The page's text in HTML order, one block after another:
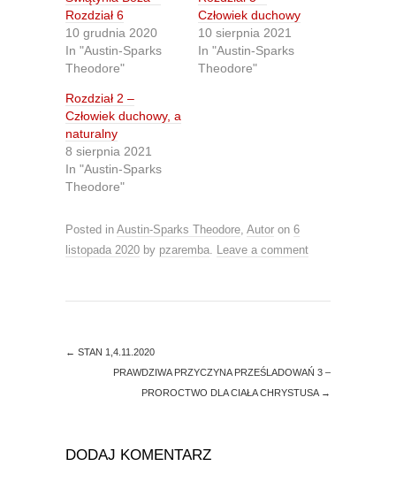
r
e
o
n
T
w
t
t
e
r
(
O
p
e
n
n
w
d
e
o
n
F
o
o
(
p
n
n
e
n
)
Rozdział 6
10 grudnia 2020
In "Austin-Sparks
Theodore"
Człowiek duchowy
10 sierpnia 2021
In "Austin-Sparks
Theodore"
Rozdział 2 –
Człowiek duchowy, a
naturalny
8 sierpnia 2021
In "Austin-Sparks
Theodore"
Posted in Austin-Sparks Theodore, Autor on 6
listopada 2020 by pzaremba. Leave a comment
← STAN 1,4.11.2020
PRAWDZIWA PRZYCZYNA PRZEŚLADOWAŃ 3 –
PROROCTWO DLA CIAŁA CHRYSTUSA →
DODAJ KOMENTARZ